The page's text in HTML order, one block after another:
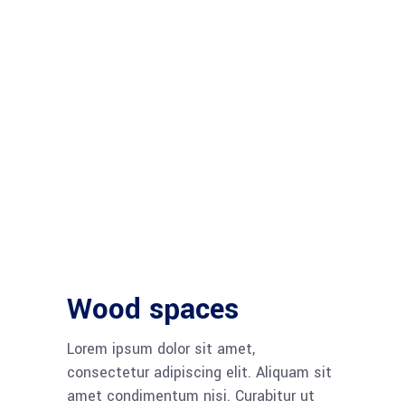
Wood spaces
Lorem ipsum dolor sit amet,
consectetur adipiscing elit. Aliquam sit
amet condimentum nisi. Curabitur ut